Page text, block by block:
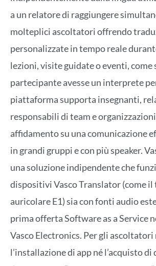
a un relatore di raggiungere
molteplici ascoltatori offrendo
personalizzate in tempo reale
lezioni, visite guidate o eventi, come
partecipante avesse un interprete
piattaforma supporta insegnanti,
responsabili di team e
affidamento su una comunicazione
in grandi gruppi e con più speaker.
una soluzione indipendente che
dispositivi Vasco Translator (come
auricolare E1) sia con fonti audio
prima offerta Software as a Service
Vasco Electronics. Per gli ascoltatori
l’installazione di app né l’acquisto